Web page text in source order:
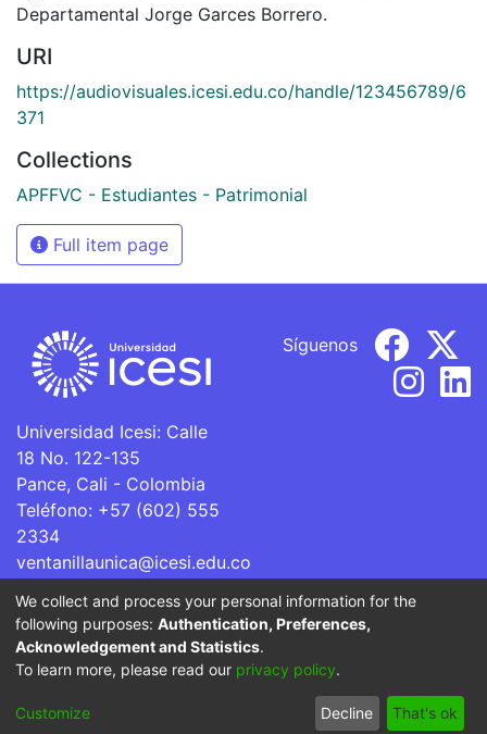
Departamental Jorge Garces Borrero.
URI
https://audiovisuales.icesi.edu.co/handle/123456789/6
371
Collections
APFFVC - Estudiantes - Patrimonial
Full item page
Universidad Icesi: Calle
18 No. 122-135
Pance, Cali - Colombia
Teléfono: +57 (602) 555
2334
ventanillaunica@icesi.edu.co
Síguenos
La Universidad Icesi es una Institución de Educación
Superior que se encuentra sujeta a inspección y vigilancia
por parte del Ministerio de Educación Nacional.
Cookie
End User
Agreement
Send
Feedback
We collect and process your personal information for the
following purposes: Authentication, Preferences,
Acknowledgement and Statistics.
To learn more, please read our privacy policy.
Customize Decline That's ok